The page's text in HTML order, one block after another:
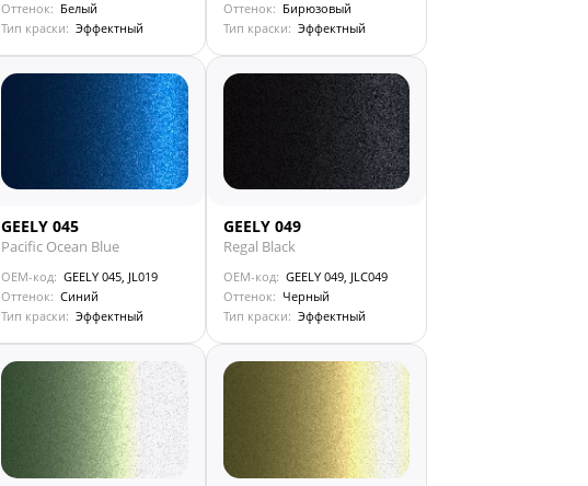
Оттенок: Белый
Тип краски: Эффектный
Оттенок: Бирюзовый
Тип краски: Эффектный
GEELY 045
Pacific Ocean Blue
OEM-код: GEELY 045, JL019
Оттенок: Синий
Тип краски: Эффектный
GEELY 049
Regal Black
OEM-код: GEELY 049, JLC049
Оттенок: Черный
Тип краски: Эффектный